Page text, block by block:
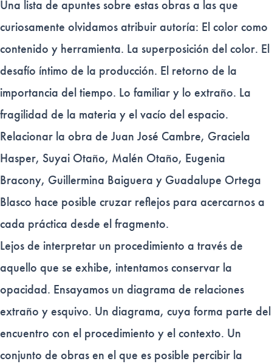
Una lista de apuntes sobre estas obras a las que
curiosamente olvidamos atribuir autoría: El color como
contenido y herramienta. La superposición del color. El
desafío íntimo de la producción. El retorno de la
importancia del tiempo. Lo familiar y lo extraño. La
fragilidad de la materia y el vacío del espacio.
Relacionar la obra de Juan José Cambre, Graciela
Hasper, Suyai Otaño, Malén Otaño, Eugenia
Bracony, Guillermina Baiguera y Guadalupe Ortega
Blasco hace posible cruzar reflejos para acercarnos a
cada práctica desde el fragmento.
Lejos de interpretar un procedimiento a través de
aquello que se exhibe, intentamos conservar la
opacidad. Ensayamos un diagrama de relaciones
extraño y esquivo. Un diagrama, cuya forma parte del
encuentro con el procedimiento y el contexto. Un
conjunto de obras en el que es posible percibir la